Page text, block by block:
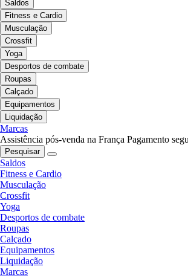
Saldos
Fitness e Cardio
Musculação
Crossfit
Yoga
Desportos de combate
Roupas
Calçado
Equipamentos
Liquidação
Marcas
Assistência pós-venda na França Pagamento
Pesquisar
Saldos
Fitness e Cardio
Musculação
Crossfit
Yoga
Desportos de combate
Roupas
Calçado
Equipamentos
Liquidação
Marcas